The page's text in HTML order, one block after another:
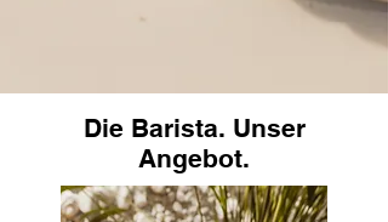
Die Barista. Unser
Angebot.